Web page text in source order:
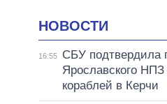
НОВОСТИ
16:55
СБУ подтвердила
Ярославского
кораблей в Керчи